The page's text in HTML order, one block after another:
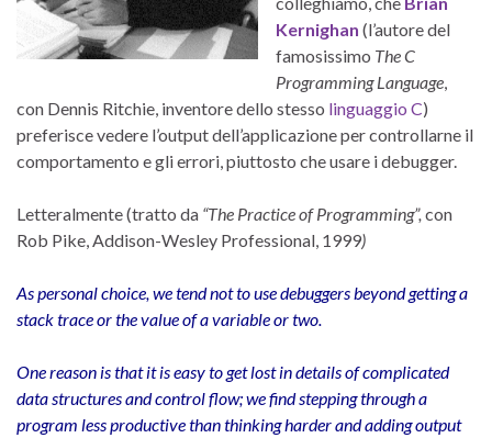
Kernighan (l’autore del
famosissimo The C
Programming Language
con Dennis Ritchie, inventore dello stesso linguaggio C)
preferisce vedere l’output dell’applicazione per controllarne il
comportamento e gli errori, piuttosto che usare i debugger.
Letteralmente (tratto da “The Practice of Programming”, con
Rob Pike, Addison-Wesley Professional, 1999)
As personal choice, we tend not to use debuggers beyond getting a
stack trace or the value of a variable or two.
One reason is that itis easy to get lost in details of complicated
data structures andcontrol flow; we find stepping through a
program less productivethan thinking harder and adding output